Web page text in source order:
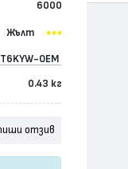
6000
Жълт
OEM
0.43 кг
отзив